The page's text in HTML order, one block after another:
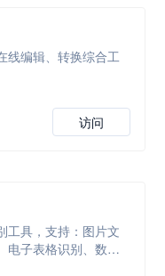
线编辑、转换综合工
访问
工具，支持：图片文
电子表格识别、数学